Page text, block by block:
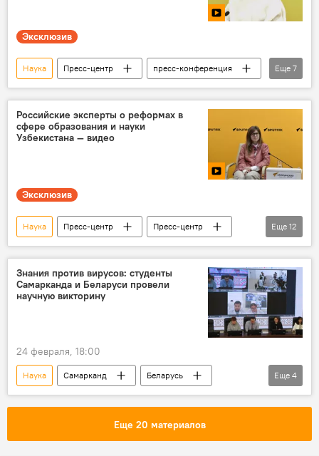
Эксклюзив
Наука Пресс-центр
пресс-конференция
проект
Узбекистан
музей
технологии
атомная энергетика
ядерная медицина
Sputnik
Еще 7
Российские эксперты о реформах в
сфере образования и науки
Узбекистана — видео
Эксклюзив
Наука Пресс-центр
Пресс-центр
Sputnik
Узбекистан
Россия
Узбекистан
Центральная Азия
Образование
Видео
эксклюзив
Еще 12
Знания против вирусов: студенты
Самарканда и Беларуси провели
научную викторину
24 февраля, 18:00
Наука Самарканд
Беларусь
студенты
сотрудничество
Еще 4
Еще 20 материалов